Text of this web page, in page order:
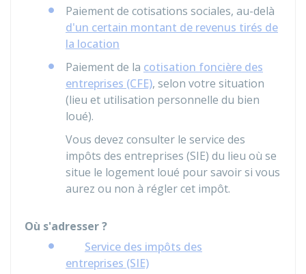
Paiement de cotisations sociales, au-delà
d'un certain montant de revenus tirés de
la location
Paiement de la cotisation foncière des
entreprises (CFE), selon votre situation
(lieu et utilisation personnelle du bien
loué).
Vous devez consulter le service des
impôts des entreprises (SIE) du lieu où se
situe le logement loué pour savoir si vous
aurez ou non à régler cet impôt.
Où s'adresser ?
Service des impôts des
entreprises (SIE)